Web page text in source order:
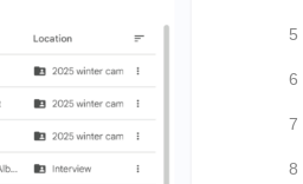
5
6
7
8